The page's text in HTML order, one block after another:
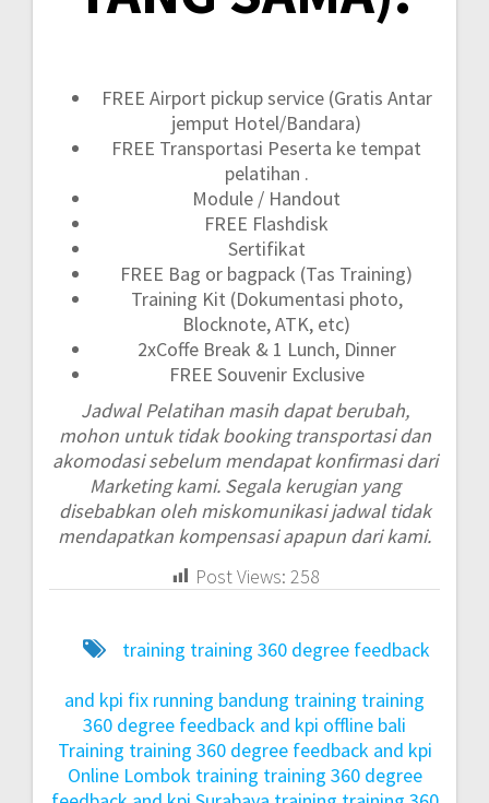
FREE Airport pickup service (Gratis Antar
jemput Hotel/Bandara)
FREE Transportasi Peserta ke tempat
pelatihan .
Module / Handout
FREE Flashdisk
Sertifikat
FREE Bag or bagpack (Tas Training)
Training Kit (Dokumentasi photo,
Blocknote, ATK, etc)
2xCoffe Break & 1 Lunch, Dinner
FREE Souvenir Exclusive
Jadwal Pelatihan masih dapat berubah,
mohon untuk tidak booking transportasi dan
akomodasi sebelum mendapat konfirmasi dari
Marketing kami. Segala kerugian yang
disebabkan oleh miskomunikasi jadwal tidak
mendapatkan kompensasi apapun dari kami.
Post Views: 258
training training 360 degree feedback
and kpi fix running bandung training training
360 degree feedback and kpi offline bali
Training training 360 degree feedback and kpi
Online Lombok training training 360 degree